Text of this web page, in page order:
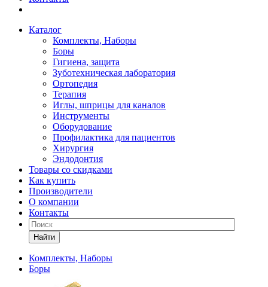
Каталог
Комплекты, Наборы
Боры
Гигиена, защита
Зуботехническая лаборатория
Ортопедия
Терапия
Иглы, шприцы для каналов
Инструменты
Оборудование
Профилактика для пациентов
Хирургия
Эндодонтия
Товары со скидками
Как купить
Производители
О компании
Контакты
Найти
Комплекты, Наборы
Боры